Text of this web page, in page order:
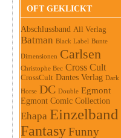
OFT GEKLICKT
Abschlussband All Verlag
Batman Black Label Bunte
Dimensionen Carlsen
Christophe Bec Cross Cult
CrossCult Dantes Verlag Dark
Horse DC Double Egmont
Egmont Comic Collection
Ehapa Einzelband
FantasyFunny